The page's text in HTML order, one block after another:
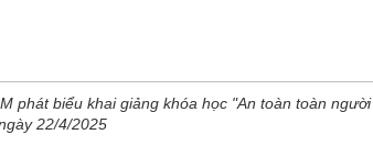
phát biểu khai giảng khóa học "An toàn toàn người
22/4/2025